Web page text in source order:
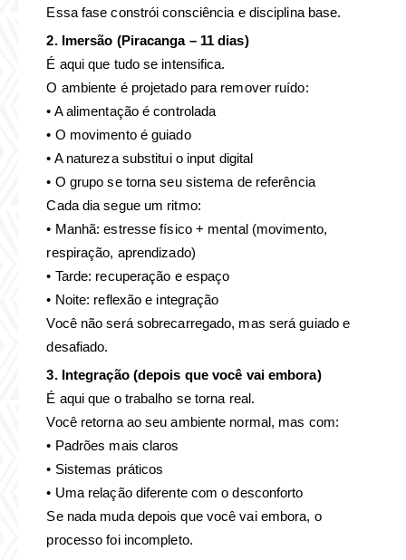
Essa fase constrói consciência e disciplina base.
2. Imersão (Piracanga – 11 dias)
É aqui que tudo se intensifica.
O ambiente é projetado para remover ruído:
• A alimentação é controlada
• O movimento é guiado
• A natureza substitui o input digital
• O grupo se torna seu sistema de referência
Cada dia segue um ritmo:
• Manhã: estresse físico + mental (movimento,
respiração, aprendizado)
• Tarde: recuperação e espaço
• Noite: reflexão e integração
Você não será sobrecarregado, mas será guiado e
desafiado.
3. Integração (depois que você vai embora)
É aqui que o trabalho se torna real.
Você retorna ao seu ambiente normal, mas com:
• Padrões mais claros
• Sistemas práticos
• Uma relação diferente com o desconforto
Se nada muda depois que você vai embora, o
processo foi incompleto.